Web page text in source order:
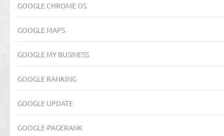
GOOGLE CHROME OS
GOOGLE MAPS
GOOGLE MY BUSINESS
GOOGLE RANKING
GOOGLE UPDATE
GOOGLE-PAGERANK